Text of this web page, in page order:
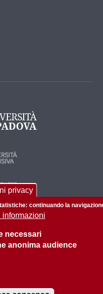
Tutti i diritti riservati
privacy
continuando la
informazioni
necessari
anonima audience